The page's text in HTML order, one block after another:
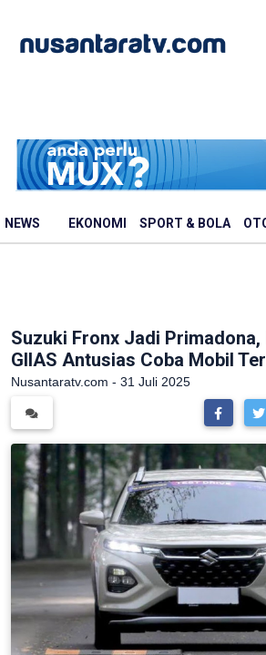
NEWS EKONOMI SPORT & BOLA
Suzuki Fronx Jadi Primadona,
GIIAS Antusias Coba Mobil
Nusantaratv.com - 31 Juli 2025